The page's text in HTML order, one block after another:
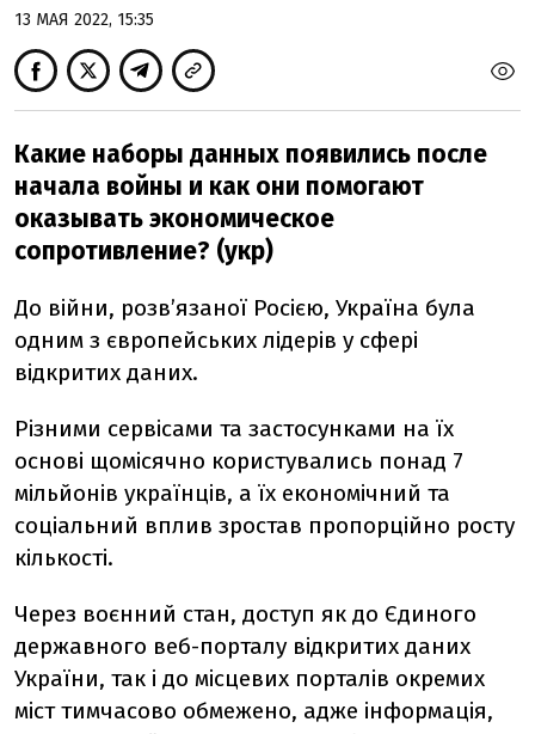
13 МАЯ 2022, 15:35
Какие наборы данных появились после
начала войны и как они помогают
оказывать экономическое
сопротивление? (укр)
До війни, розв’язаної Росією, Україна була
одним з європейських лідерів у сфері
відкритих даних.
Різними сервісами та застосунками на їх
основі щомісячно користувались понад 7
мільйонів українців, а їх економічний та
соціальний вплив зростав пропорційно росту
кількості.
Через воєнний стан, доступ як до Єдиного
державного веб-порталу відкритих даних
України, так і до місцевих порталів окремих
міст тимчасово обмежено, адже інформація,